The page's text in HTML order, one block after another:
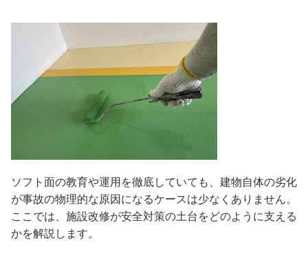
ソフト面の教育や運用を徹底していても、建物自体の劣化
が事故の物理的な原因になるケースは少なくありません。
ここでは、施設改修が安全対策の土台をどのように支える
かを解説します。